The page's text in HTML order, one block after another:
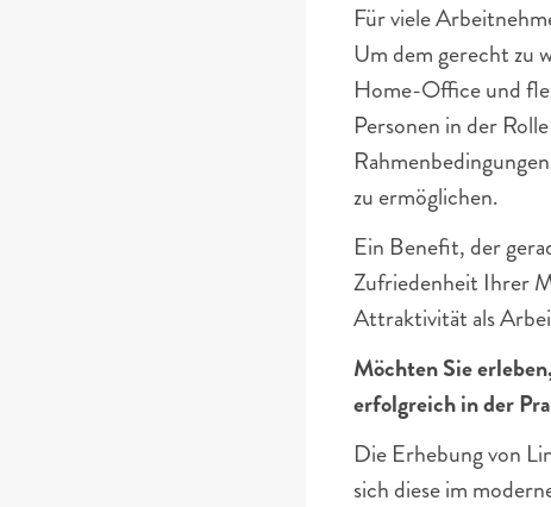
Für viele
Um dem gerecht zu
Home-Office und
Personen in der
zu ermöglichen.
Ein Benefit, der
Zufriedenheit Ihrer
Attraktivität als
Möchten Sie
erfolgreich in der
Die Erhebung von
sich diese im